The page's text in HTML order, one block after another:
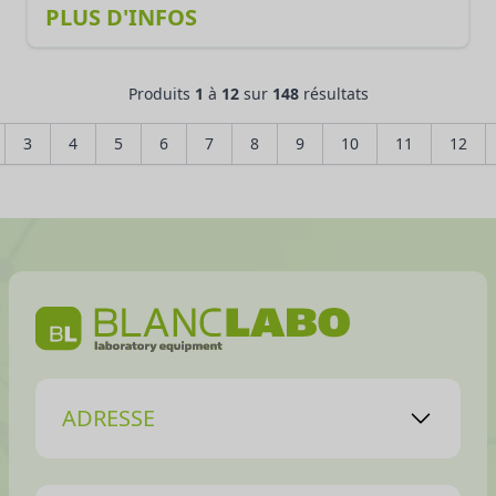
PLUS D'INFOS
Produits 1 à 12sur 148résultats
3 4 5 6 7 8 9 10 11 12
ADRESSE